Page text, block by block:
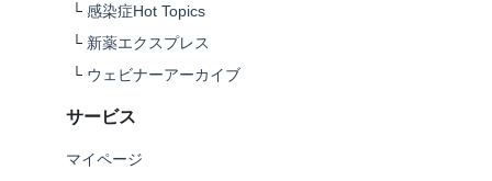
└ 感染症Hot Topics
└ 新薬エクスプレス
└ ウェビナーアーカイブ
サービス
マイページ